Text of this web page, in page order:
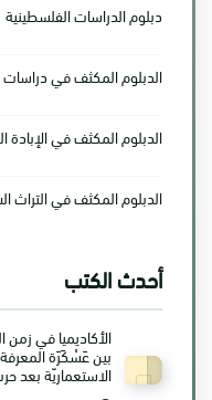
دبلوم الدراسات الفلسطينية
الدبلوم المكثف في دراسات
الدبلوم المكثف في الإبادة
الدبلوم المكثف في التراث
أحدث الكتب
بين عَسْكَرَة
الاستعماريّة بعد حرب